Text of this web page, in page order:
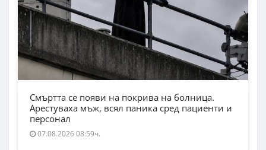
Смъртта се появи на покрива на болница.
Арестуваха мъж, всял паника сред пациенти и
персонал
07.08.2026 08:59ч.